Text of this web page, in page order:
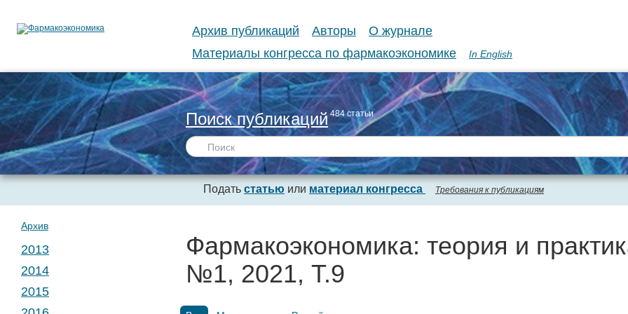
Архив публикаций Авторы
О журнале
Материалы конгресса по фармакоэкономике
In English
Поиск публикаций 484 статьи
Подать статью или материал конгресса Требования к публикациям
Фармакоэкономика: теория и
№1, 2021, Т.9
Архив
2013
№ 1. Т. 1
2014
№ 1. Т. 2
2015